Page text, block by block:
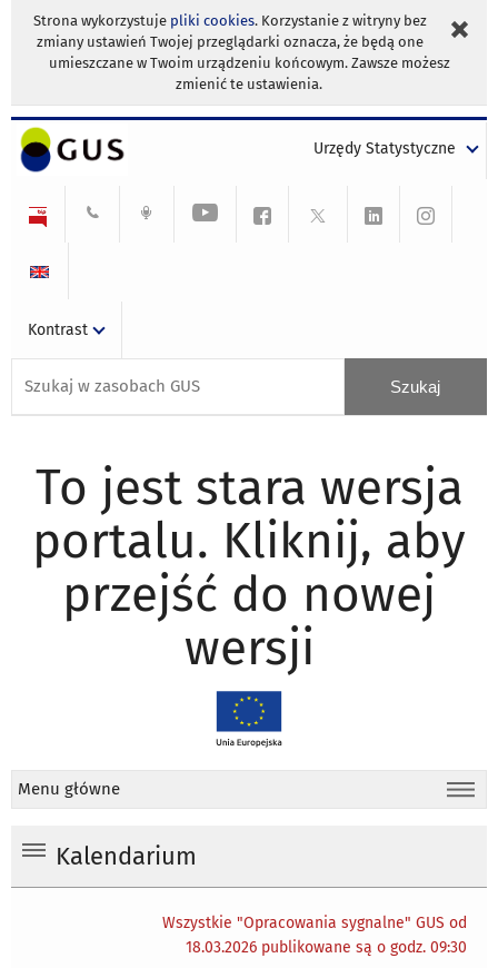
Strona wykorzystuje pliki cookies. Korzystanie z witryny bez
zmiany ustawień Twojej przeglądarki oznacza, że będą one
umieszczane w Twoim urządzeniu końcowym. Zawsze możesz
zmienić te ustawienia.
Urzędy Statystyczne
Kontrast
To jest stara wersja
portalu. Kliknij, aby
przejść do nowej
wersji
Menu główne
Kalendarium
Wszystkie "Opracowania sygnalne" GUS od
18.03.2026 publikowane są o godz. 09:30